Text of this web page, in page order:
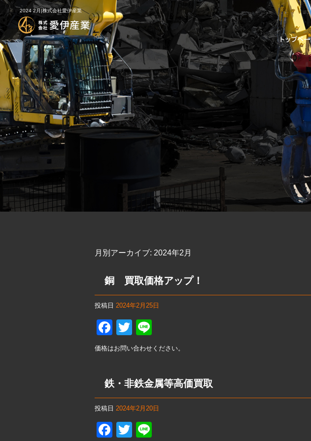
2024 2月|株式会社愛伊産業
月別アーカイブ: 2024年2月
銅 買取価格アップ！
投稿日 2024年2月25日
F
a
b
o
o
k
T
wi
er
n
価格はお問い合わせください。
鉄・非鉄金属等高価買取
投稿日 2024年2月20日
F
T